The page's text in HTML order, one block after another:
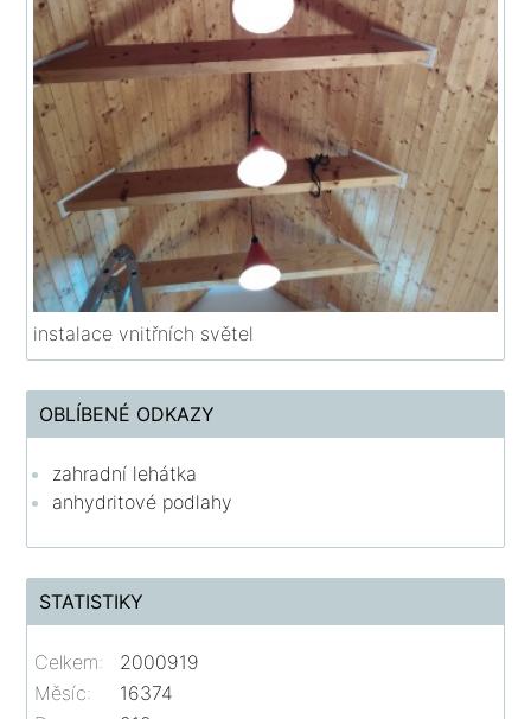
instalace vnitřních světel
OBLÍBENÉ ODKAZY
zahradní lehátka
anhydritové podlahy
STATISTIKY
Celkem:
2000919
Měsíc:
16374